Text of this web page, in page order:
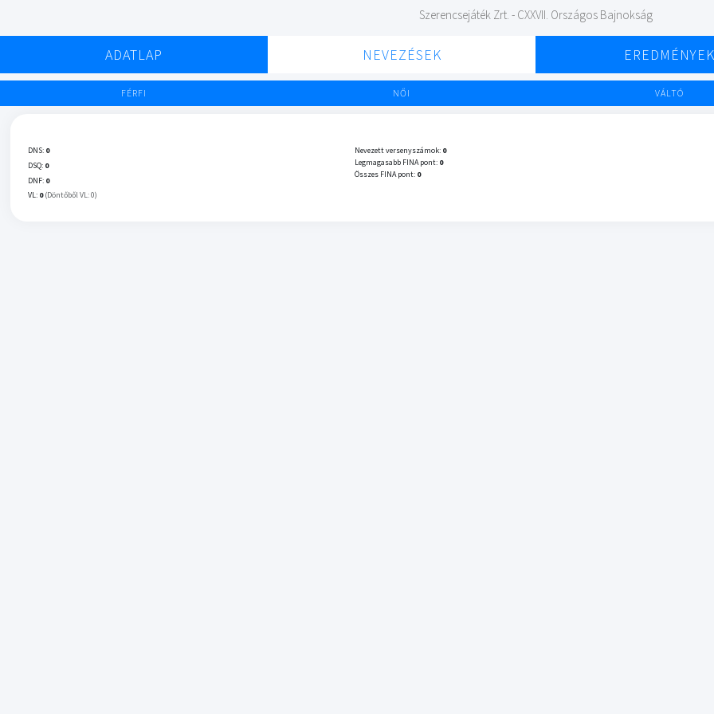
Szerencsejáték Zrt. - CXXVII. Országos Bajnokság
ADATLAP NEVEZÉSEK EREDMÉNYEK
FÉRFI NŐI VÁLTÓ
DNS: 0
DSQ: 0
DNF: 0
VL: 0 (Döntőből VL: 0)
Nevezett versenyszámok: 0
Legmagasabb FINA pont: 0
Összes FINA pont: 0